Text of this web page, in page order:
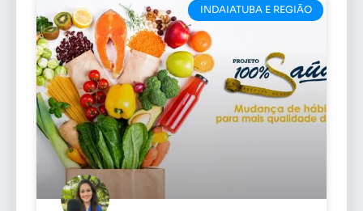
INDAIATUBA E REGIÃO